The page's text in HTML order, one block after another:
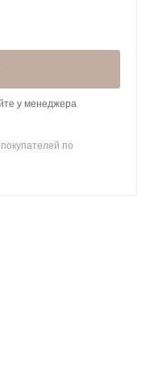
у менеджера
по